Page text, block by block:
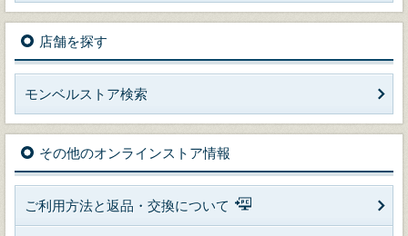
店舗を探す
モンベルストア検索
その他のオンラインストア情報
ご利用方法と返品・交換について